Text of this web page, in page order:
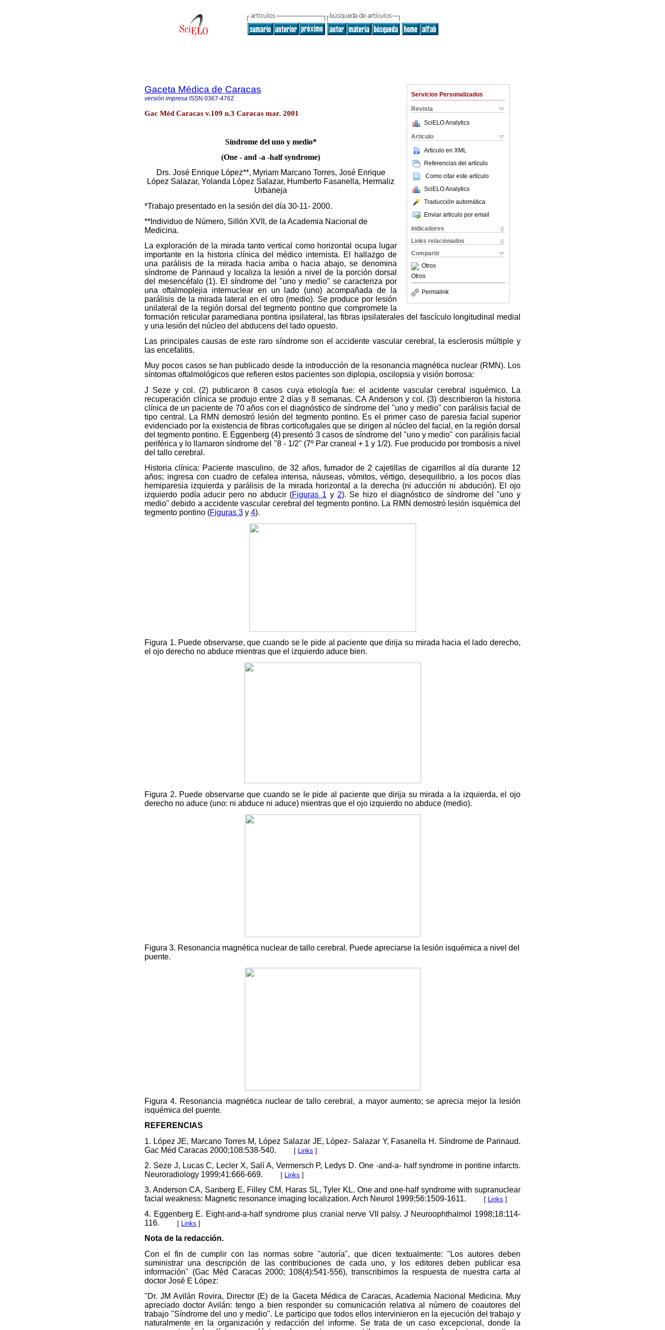
Servicios Personalizados
Revista
SciELO Analytics
Articulo
Articulo en XML
Referencias del artículo
Como citar este artículo
SciELO Analytics
Traducción automática
Enviar articulo por email
Indicadores
Links relacionados
Compartir
Otros
Otros
Permalink
Gaceta Médica de Caracas
versión impresa ISSN 0367-4762
Gac Méd Caracas v.109 n.3 Caracas mar. 2001
Síndrome del uno y medio*
(One - and -a -half syndrome)
Drs. José Enrique López**, Myriam Marcano Torres, José Enrique
López Salazar, Yolanda López Salazar, Humberto Fasanella, Hermaliz
Urbaneja
*Trabajo presentado en la sesión del día 30-11- 2000.
**Individuo de Número, Sillón XVII, de la Academia Nacional de
Medicina.
La exploración de la mirada tanto vertical como horizontal ocupa lugar
importante en la historia clínica del médico internista. El hallazgo de
una parálisis de la mirada hacia arriba o hacia abajo, se denomina
síndrome de Parinaud y localiza la lesión a nivel de la porción dorsal
del mesencéfalo (1). El síndrome del "uno y medio" se caracteriza por
una oftalmoplejia internuclear en un lado (uno) acompañada de la
parálisis de la mirada lateral en el otro (medio). Se produce por lesión
unilateral de la región dorsal del tegmento pontino que compromete la
formación reticular paramediana pontina ipsilateral, las fibras ipsilaterales del fascículo longitudinal medial
y una lesión del núcleo del abducens del lado opuesto.
Las principales causas de este raro síndrome son el accidente vascular cerebral, la esclerosis múltiple y
las encefalitis.
Muy pocos casos se han publicado desde la introducción de la resonancia magnética nuclear (RMN). Los
síntomas oftalmológicos que refieren estos pacientes son diplopia, oscilopsia y visión borrosa:
J Seze y col. (2) publicaron 8 casos cuya etiología fue: el acidente vascular cerebral isquémico. La
recuperación clínica se produjo entre 2 días y 8 semanas. CA Anderson y col. (3) describieron la historia
clínica de un paciente de 70 años con el diagnóstico de síndrome del "uno y medio" con parálisis facial de
tipo central. La RMN demostró lesión del tegmento pontino. Es el primer caso de paresia facial superior
evidenciado por la existencia de fibras corticofugales que se dirigen al núcleo del facial, en la región dorsal
del tegmento pontino. E Eggenberg (4) presentó 3 casos de síndrome del "uno y medio" con parálisis facial
periférica y lo llamaron síndrome del "8 - 1/2" (7º Par craneal + 1 y 1/2). Fue producido por trombosis a nivel
del tallo cerebral.
Historia clínica: Paciente masculino, de 32 años, fumador de 2 cajetillas de cigarrillos al día durante 12
años; ingresa con cuadro de cefalea intensa, náuseas, vómitos, vértigo, desequilibrio, a los pocos días
hemiparesia izquierda y parálisis de la mirada horizontal a la derecha (ni aducción ni abdución). El ojo
izquierdo podía aducir pero no abducir (Figuras 1 y 2). Se hizo el diagnóstico de síndrome del "uno y
medio" debido a accidente vascular cerebral del tegmento pontino. La RMN demostró lesión isquémica del
tegmento pontino (Figuras 3 y 4).
Figura 1. Puede observarse, que cuando se le pide al paciente que dirija su mirada hacia el lado derecho,
el ojo derecho no abduce mientras que el izquierdo aduce bien.
Figura 2. Puede observarse que cuando se le pide al paciente que dirija su mirada a la izquierda, el ojo
derecho no aduce (uno: ni abduce ni aduce) mientras que el ojo izquierdo no abduce (medio).
Figura 3. Resonancia magnética nuclear de tallo cerebral. Puede apreciarse la lesión isquémica a nivel del
puente.
Figura 4. Resonancia magnética nuclear de tallo cerebral, a mayor aumento; se aprecia mejor la lesión
isquémica del puente.
REFERENCIAS
1. López JE, Marcano Torres M, López Salazar JE, López- Salazar Y, Fasanella H. Síndrome de Parinaud.
Gac Méd Caracas 2000;108:538-540.
[ Links ]
2. Seze J, Lucas C, Lecler X, Salí A, Vermersch P, Ledys D. One -and-a- half syndrome in pontine infarcts.
Neuroradiology 1999;41:666-669.
[ Links ]
3. Anderson CA, Sanberg E, Filley CM, Haras SL, Tyler KL. One and one-half syndrome with supranuclear
facial weakness: Magnetic resonance imaging localization. Arch Neurol 1999;56:1509-1611.
[ Links ]
4. Eggenberg E. Eight-and-a-half syndrome plus cranial nerve VII palsy. J Neuroophthalmol 1998;18:114-
116.
[ Links ]
Nota de la redacción.
Con el fin de cumplir con las normas sobre "autoría", que dicen textualmente: "Los autores deben
suministrar una descripción de las contribuciones de cada uno, y los editores deben publicar esa
información" (Gac Méd Caracas 2000; 108(4):541-556), transcribimos la respuesta de nuestra carta al
doctor José E López:
"Dr. JM Avilán Rovira, Director (E) de la Gaceta Médica de Caracas, Academia Nacional Medicina. Muy
apreciado doctor Avilán: tengo a bien responder su comunicación relativa al número de coautores del
trabajo "Síndrome del uno y medio". Le participo que todos ellos intervinieron en la ejecución del trabajo y
naturalmente en la organización y redacción del informe. Se trata de un caso excepcional, donde la